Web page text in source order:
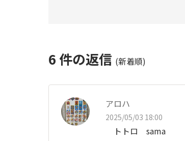
6 件の返信 (新着順)
アロハ
2025/05/03 18:00
トトロ sama